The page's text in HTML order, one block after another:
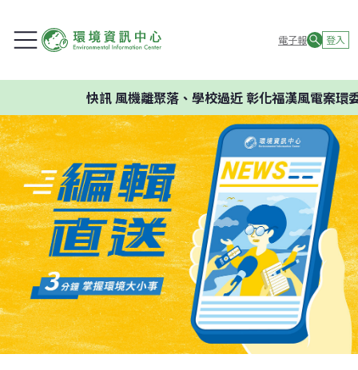
電子報 登入
快訊風機離聚落、學校過近 彰化福漢風電案環委